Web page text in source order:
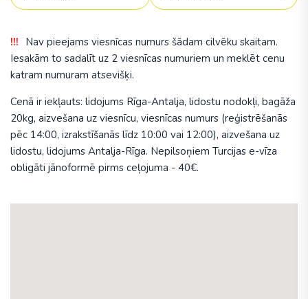
Nav pieejams viesnīcas numurs šādam cilvēku skaitam.
Iesakām to sadalīt uz 2 viesnīcas numuriem un meklēt cenu
katram numuram atsevišķi.
Cenā ir iekļauts: lidojums Rīga-Antalja, lidostu nodokļi, bagāža
20kg, aizvešana uz viesnīcu, viesnīcas numurs (reģistrēšanās
pēc 14:00, izrakstīšanās līdz 10:00 vai 12:00), aizvešana uz
lidostu, lidojums Antalja-Rīga. Nepilsoņiem Turcijas e-vīza
obligāti jānoformē pirms ceļojuma - 40€.